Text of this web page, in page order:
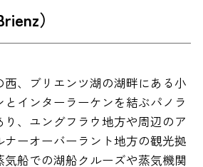
）
西、ブリエンツ湖の湖畔にある小
インターラーケンを結ぶパノラ
、ユングフラウ地方や周辺のア
ーオーバーラント地方の観光拠
船での湖船クルーズや蒸気機関